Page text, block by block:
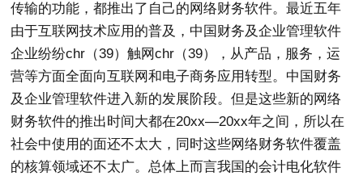
传输的功能，都推出了自己的网络财务软件。最近五年
由于互联网技术应用的普及，中国财务及企业管理软件
企业纷纷chr（39）触网chr（39），从产品，服务，运
营等方面全面向互联网和电子商务应用转型。中国财务
及企业管理软件进入新的发展阶段。但是这些新的网络
财务软件的推出时间大都在20xx—20xx年之间，所以在
社会中使用的面还不太大，同时这些网络财务软件覆盖
的核算领域还不太广。总体上而言我国的会计电化软件